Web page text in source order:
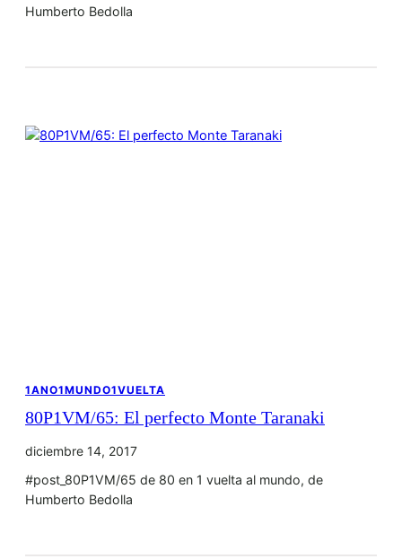
Humberto Bedolla
1ANO1MUNDO1VUELTA
80P1VM/65: El perfecto Monte Taranaki
diciembre 14, 2017
#post_80P1VM/65 de 80 en 1 vuelta al mundo, de
Humberto Bedolla